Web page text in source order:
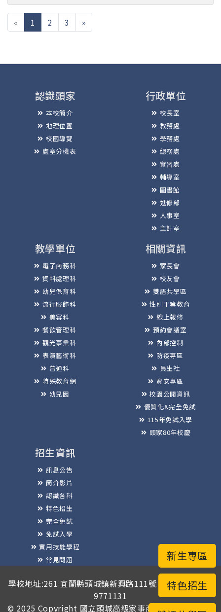
« 1 (current)
2 3 »
特色招生
新生專區
認識頭家
本校簡介
地理位置
校園導覽
處室分機表
行政單位
校長室
教務處
學務處
總務處
實習處
輔導室
圖書館
進修部
人事室
主計室
教學單位
電子商務科
資料處理科
幼兒保育科
流行服飾科
美容科
餐飲管理科
觀光事業科
表演藝術科
普通科
特殊教育網
幼兒園
相關資訊
家長會
校友會
雙語共學區
性別平等教育
線上報修
預約會議室
內部控制
防疫專區
員生社
資安專區
校園公開資訊
優質化&完全免試
115年免試入學
頭家80年校慶
招生資訊
訊息公告
簡介影片
認識各科
特色招生
完全免試
免試入學
實用技能學程
常見問題
學校地址:261 宜蘭縣頭城鎮新興路111號 / 電話總機:03-
9771131
© 2025 Copyright 國立頭城高級家事商業職業學校版權